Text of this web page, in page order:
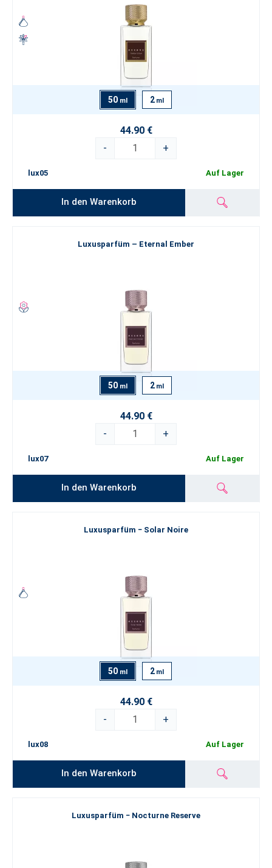
50 ml 2 ml
44.90 €
-
+
lux05 Auf Lager
In den Warenkorb
Luxusparfüm – Eternal Ember
50 ml 2 ml
44.90 €
-
+
lux07 Auf Lager
In den Warenkorb
Luxusparfüm − Solar Noire
50 ml 2 ml
44.90 €
-
+
lux08 Auf Lager
In den Warenkorb
Luxusparfüm − Nocturne Reserve